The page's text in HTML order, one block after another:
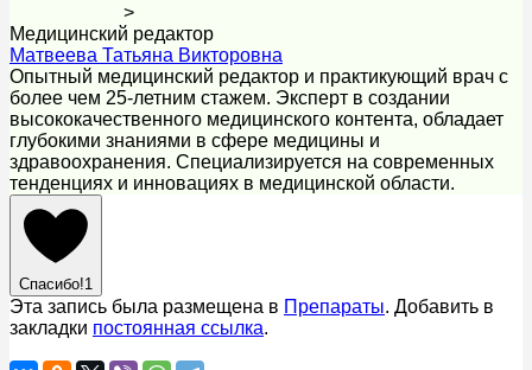
>
Медицинский редактор
Матвеева Татьяна Викторовна
Опытный медицинский редактор и практикующий врач с
более чем 25-летним стажем. Эксперт в создании
высококачественного медицинского контента, обладает
глубокими знаниями в сфере медицины и
здравоохранения. Специализируется на современных
тенденциях и инновациях в медицинской области.
Спасибо!1
Эта запись была размещена в Препараты. Добавить в
закладки постоянная ссылка.